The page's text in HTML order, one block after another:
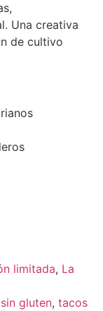
Una creativa
de cultivo
limitada, La
sin gluten, tacos